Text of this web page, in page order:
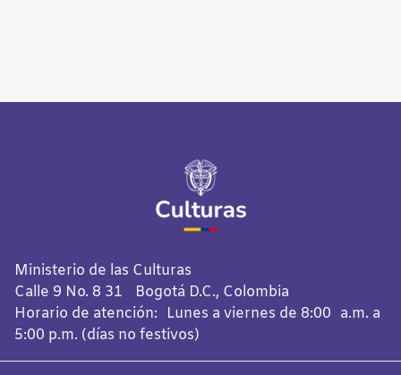
Ministerio de las Culturas
Calle 9 No. 8 31 Bogotá D.C., Colombia
Horario de atención: Lunes a viernes de 8:00 a.m. a
5:00 p.m. (días no festivos)